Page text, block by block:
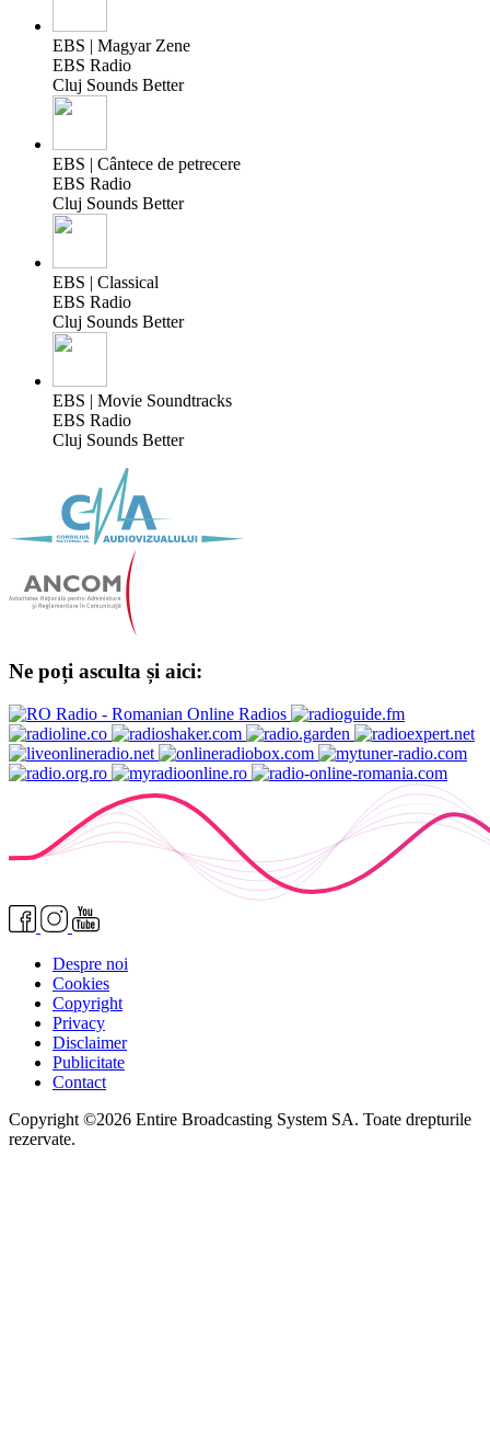
EBS | Magyar Zene
EBS Radio
Cluj Sounds Better
EBS | Cântece de petrecere
EBS Radio
Cluj Sounds Better
EBS | Classical
EBS Radio
Cluj Sounds Better
EBS | Movie Soundtracks
EBS Radio
Cluj Sounds Better
Ne poți asculta și aici:
Despre noi
Cookies
Copyright
Privacy
Disclaimer
Publicitate
Contact
Copyright ©2026 Entire Broadcasting System SA. Toate drepturile
rezervate.